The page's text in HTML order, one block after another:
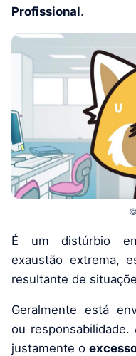
Profissional.
É um distúrbio
exaustão extrema,
resultante de
Geralmente está
ou responsabilidade.
justamente o